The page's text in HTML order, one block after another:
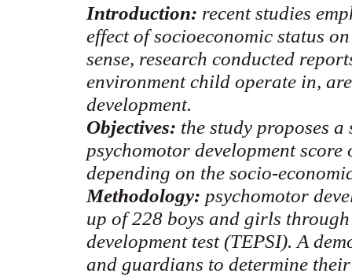
Introduction: recent studies
effect of socioeconomic status
sense, research conducted
environment child operate in,
development.
Objectives: the study proposes
psychomotor development
depending on the socio-
Methodology: psychomotor
up of 228 boys and girls
development test (TEPSI). A
and guardians to determine